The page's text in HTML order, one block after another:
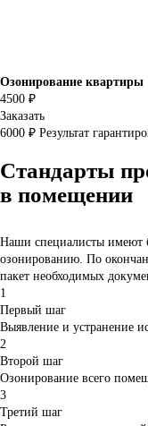
Озонирование квартиры
4500 ₽
Заказать
6000 ₽ Результат
Стандарты
в помещении
Наши специалисты имеют
озонированию. По
пакет необходимых
1
Первый шаг
Выявление и устранение
2
Второй шаг
Озонирование всего
3
Третий шаг